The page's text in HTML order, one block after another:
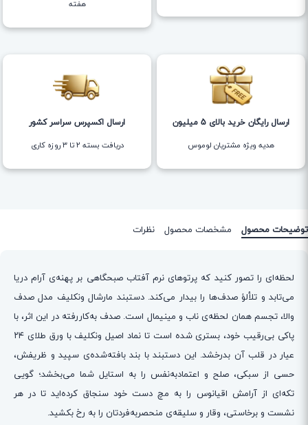
هفته
ارسال رایگان خرید بالای 5 میلیون
هدیه ویژه مشتریان لوموس
ارسال اکسپرس سراسر کشور
دریافت بسته ۲ تا ۳ روزه کاری
توضیحات محصول مشخصات محصول نظرات
لحظه‌ای را تصور کنید که پرتوهای نرم آفتاب صبحگاهی بر پهنه‌ی آرام دریا
می‌تابد و تلألؤ صدف‌ها را بیدار می‌کند. دستبند مارشال ونکلیف مدل صدف
والا، تجسم همان لحظه‌ی ناب و مینیمال است. صدف به‌کار‌رفته در این اثر، با
پاکی بی‌رقیب خود، بستری شده است تا نماد اصیل ونکلیف با ورق طلای ۲۴
عیار در قلب آن بدرخشد. این دستبند با بند بافته‌شده‌ی سپید و ظریفش،
حسی از سبکی، صلح و اعتمادبه‌نفس را به استایل شما می‌بخشد؛ گویی
تکه‌ای از آرامش اقیانوس را به مچ دست خود سنجاق کرده‌اید تا در هر
نشست و برخاستی، وقار و سلیقه‌ی منحصربه‌فردتان را به رخ بکشید.